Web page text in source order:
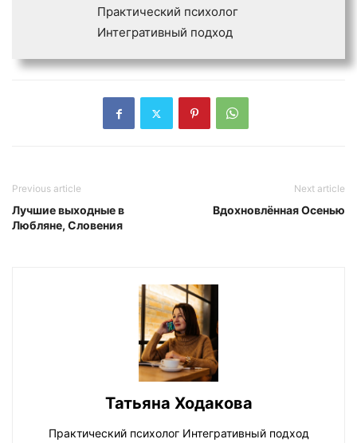
Практический психолог
Интегративный подход
Previous article
Лучшие выходные в
Любляне, Словения
Next article
Вдохновлённая Осенью
Татьяна Ходакова
Практический психолог Интегративный подход